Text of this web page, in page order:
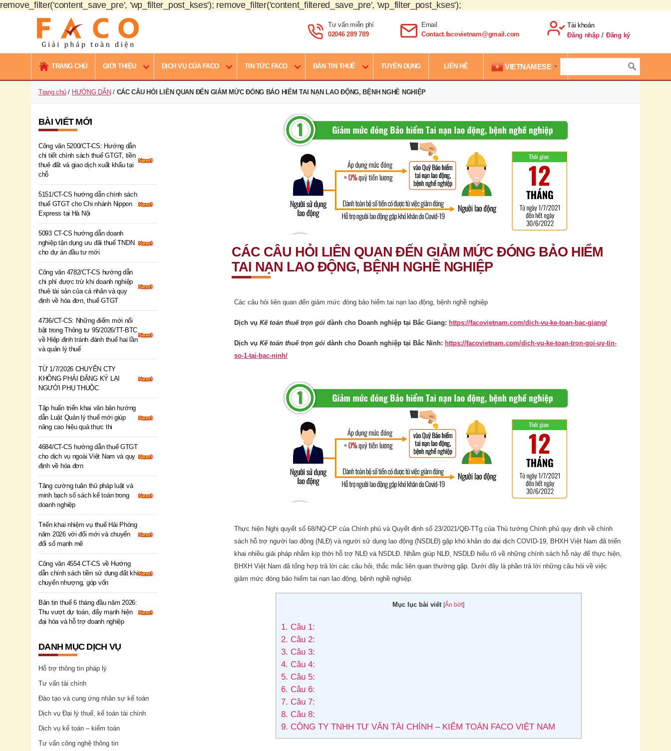
remove_filter('content_save_pre', 'wp_filter_post_kses'); remove_filter('content_filtered_save_pre', 'wp_filter_post_kses');
FACO
Việt
Nam
Tư vấn miễn phí
02046 289 789
Email
Contact.facovietnam@gmail.com
Tài khoản
Đăng nhập / Đăng ký
TRANG CHỦ GIỚI THIỆU DỊCH VỤ CỦA FACO TIN TỨC FACO BẢN TIN THUẾ TUYỂN DỤNG LIÊN HỆ VIETNAMESE ▼
Trang chủ/ HƯỚNG DẪN/ CÁC CÂU HỎI LIÊN QUAN ĐẾN GIẢM MỨC ĐÓNG BẢO HIỂM TAI NẠN LAO ĐỘNG, BỆNH NGHỀ NGHIỆP
CÁC CÂU HỎI LIÊN QUAN ĐẾN GIẢM MỨC ĐÓNG BẢO HIỂM
TAI NẠN LAO ĐỘNG, BỆNH NGHỀ NGHIỆP
Các câu hỏi liên quan đến giảm mức đóng bảo hiểm tai nạn lao động, bệnh nghề nghiệp
Dịch vụ Kế toán thuế trọn gói dành cho Doanh nghiệp tại Bắc Giang: https://facovietnam.com/dich-vu-ke-toan-bac-giang/
Dịch vụ Kế toán thuế trọn gói dành cho Doanh nghiệp tại Bắc Ninh: https://facovietnam.com/dich-vu-ke-toan-tron-goi-uy-tin-
so-1-tai-bac-ninh/
Thực hiện Nghị quyết số 68/NQ-CP của Chính phủ và Quyết định số 23/2021/QĐ-TTg của Thủ tướng Chính phủ quy định về chính
sách hỗ trợ người lao động (NLĐ) và người sử dụng lao động (NSDLĐ) gặp khó khăn do đại dịch COVID-19, BHXH Việt Nam đã triển
khai nhiều giải pháp nhằm kịp thời hỗ trợ NLĐ và NSDLĐ. Nhằm giúp NLĐ, NSDLĐ hiểu rõ về những chính sách hỗ này để thực hiện,
BHXH Việt Nam đã tổng hợp trả lời các câu hỏi, thắc mắc liên quan thường gặp. Dưới đây là phần trả lời những câu hỏi về việc
giảm mức đóng bảo hiểm tai nạn lao động, bệnh nghề nghiệp.
Mục lục bài viết [Ẩn bớt]
1. Câu 1:
2. Câu 2:
3. Câu 3:
4. Câu 4:
5. Câu 5:
6. Câu 6:
7. Câu 7:
8. Câu 8:
9. CÔNG TY TNHH TƯ VẤN TÀI CHÍNH – KIỂM TOÁN FACO VIỆT NAM
BÀI VIẾT MỚI
Công văn 5200/CT-CS: Hướng dẫn
chi tiết chính sách thuế GTGT, tiền
thuê đất và giao dịch xuất khẩu tại
chỗ
5151/CT-CS hướng dẫn chính sách
thuế GTGT cho Chi nhánh Nippon
Express tại Hà Nội
5093 CT-CS hướng dẫn doanh
nghiệp tận dụng ưu đãi thuế TNDN
cho dự án đầu tư mới
Công văn 4782/CT-CS hướng dẫn
chi phí được trừ khi doanh nghiệp
thuê tài sản của cá nhân và quy
định về hóa đơn, thuế GTGT
4736/CT-CS: Những điểm mới nổi
bật trong Thông tư 95/2026/TT-BTC
về Hiệp định tránh đánh thuế hai lần
và quản lý thuế
TỪ 1/7/2026 CHUYỂN CTY
KHÔNG PHẢI ĐĂNG KÝ LẠI
NGƯỜI PHỤ THUỘC
Tập huấn triển khai văn bản hướng
dẫn Luật Quản lý thuế mới giúp
nâng cao hiệu quả thực thi
4684/CT-CS hướng dẫn thuế GTGT
cho dịch vụ ngoài Việt Nam và quy
định về hóa đơn
Tăng cường tuân thủ pháp luật và
minh bạch sổ sách kế toán trong
doanh nghiệp
Triển khai nhiệm vụ thuế Hải Phòng
năm 2026 với đổi mới và chuyển
đổi số mạnh mẽ
Công văn 4554 CT-CS về Hướng
dẫn chính sách tiền sử dụng đất khi
chuyển nhượng, góp vốn
Bản tin thuế 6 tháng đầu năm 2026:
Thu vượt dự toán, đẩy mạnh hiện
đại hóa và hỗ trợ doanh nghiệp
DANH MỤC DỊCH VỤ
Hỗ trợ thông tin pháp lý
Tư vấn tài chính
Đào tạo và cung ứng nhân sự kế toán
Dịch vụ Đại lý thuế, kế toán tài chính
Dịch vụ kế toán – kiểm toán
Tư vấn công nghệ thông tin